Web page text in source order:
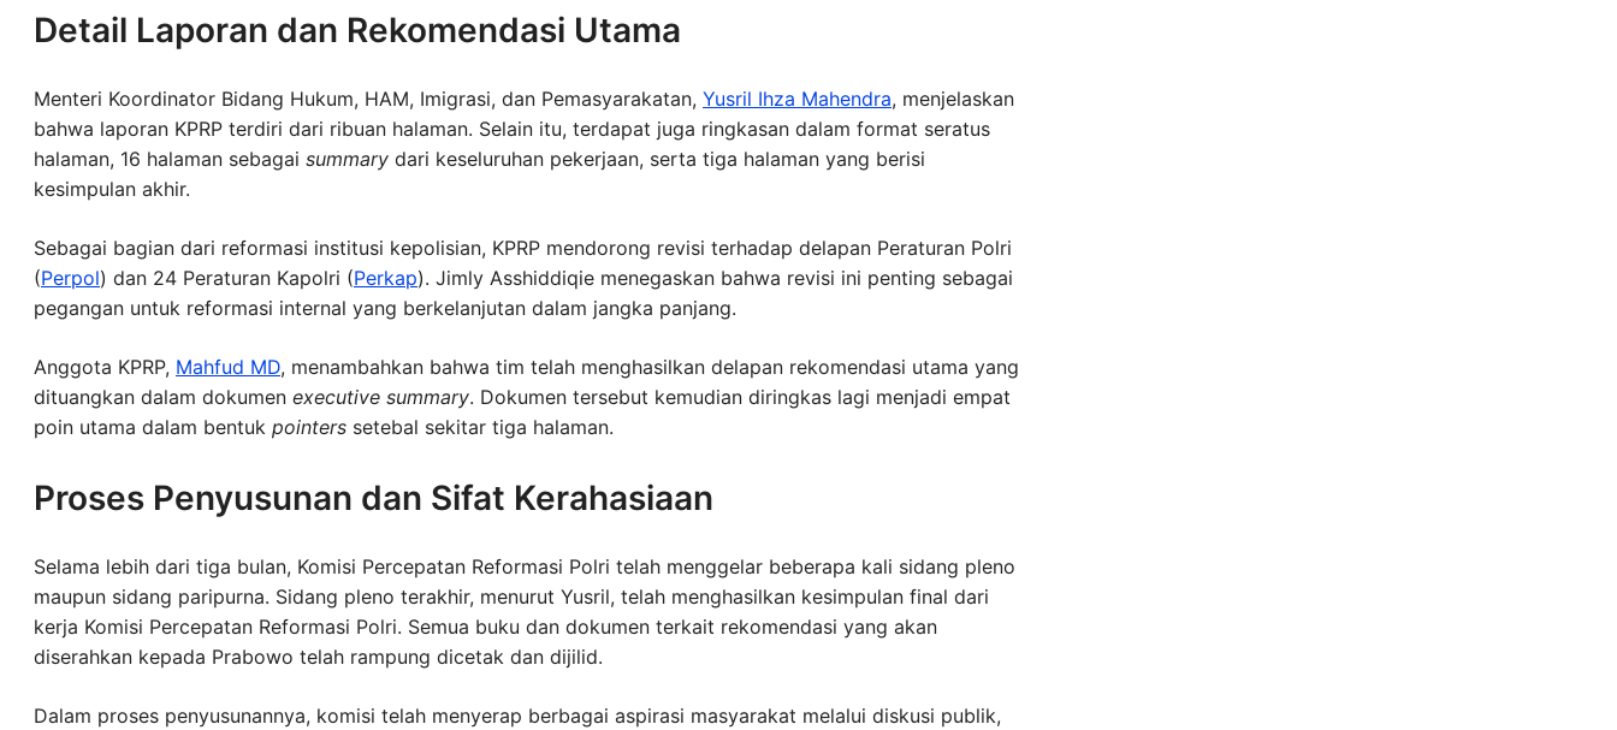
Detail Laporan dan Rekomendasi Utama
Menteri Koordinator Bidang Hukum, HAM, Imigrasi, dan Pemasyarakatan, Yusril Ihza Mahendra, menjelaskan
bahwa laporan KPRP terdiri dari ribuan halaman. Selain itu, terdapat juga ringkasan dalam format seratus
halaman, 16 halaman sebagai summary dari keseluruhan pekerjaan, serta tiga halaman yang berisi
kesimpulan akhir.
Sebagai bagian dari reformasi institusi kepolisian, KPRP mendorong revisi terhadap delapan Peraturan Polri
(Perpol) dan 24 Peraturan Kapolri (Perkap). Jimly Asshiddiqie menegaskan bahwa revisi ini penting sebagai
pegangan untuk reformasi internal yang berkelanjutan dalam jangka panjang.
Anggota KPRP, Mahfud MD, menambahkan bahwa tim telah menghasilkan delapan rekomendasi utama yang
dituangkan dalam dokumen executive summary. Dokumen tersebut kemudian diringkas lagi menjadi empat
poin utama dalam bentuk pointers setebal sekitar tiga halaman.
Proses Penyusunan dan Sifat Kerahasiaan
Selama lebih dari tiga bulan, Komisi Percepatan Reformasi Polri telah menggelar beberapa kali sidang pleno
maupun sidang paripurna. Sidang pleno terakhir, menurut Yusril, telah menghasilkan kesimpulan final dari
kerja Komisi Percepatan Reformasi Polri. Semua buku dan dokumen terkait rekomendasi yang akan
diserahkan kepada Prabowo telah rampung dicetak dan dijilid.
Dalam proses penyusunannya, komisi telah menyerap berbagai aspirasi masyarakat melalui diskusi publik,